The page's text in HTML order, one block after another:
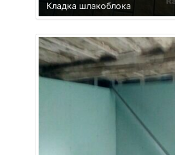
Кладка шлакоблока